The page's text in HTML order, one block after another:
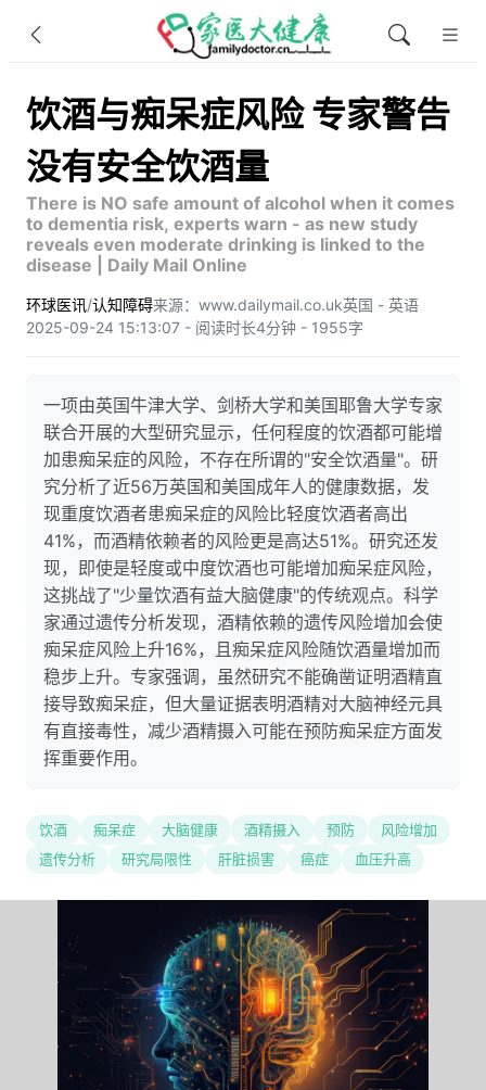
饮酒与痴呆症风险 专家警告
没有安全饮酒量
There is NO safe amount of alcohol when it comes
to dementia risk, experts warn - as new study
reveals even moderate drinking is linked to the
disease | Daily Mail Online
环球医讯/认知障碍来源：www.dailymail.co.uk英国 - 英语
2025-09-24 15:13:07 - 阅读时长4分钟 - 1955字
一项由英国牛津大学、剑桥大学和美国耶鲁大学专家
联合开展的大型研究显示，任何程度的饮酒都可能增
加患痴呆症的风险，不存在所谓的"安全饮酒量"。研
究分析了近56万英国和美国成年人的健康数据，发
现重度饮酒者患痴呆症的风险比轻度饮酒者高出
41%，而酒精依赖者的风险更是高达51%。研究还发
现，即使是轻度或中度饮酒也可能增加痴呆症风险，
这挑战了"少量饮酒有益大脑健康"的传统观点。科学
家通过遗传分析发现，酒精依赖的遗传风险增加会使
痴呆症风险上升16%，且痴呆症风险随饮酒量增加而
稳步上升。专家强调，虽然研究不能确凿证明酒精直
接导致痴呆症，但大量证据表明酒精对大脑神经元具
有直接毒性，减少酒精摄入可能在预防痴呆症方面发
挥重要作用。
饮酒 痴呆症 大脑健康 酒精摄入 预防
风险增加
遗传分析
研究局限性 肝脏损害 癌症 血压升高